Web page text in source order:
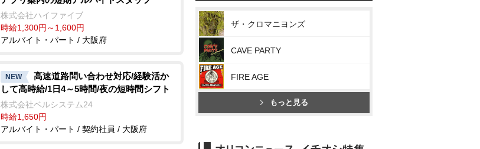
e
株式会社ハイファイブ
時給1,300円～1,600円
アルバイト・パート / 大阪府
NEW
高速道路問い合わせ対応/経験活か
して高時給/1日4～5時間/夜の短時間シフト
株式会社ベルシステム24
時給1,650円
アルバイト・パート / 契約社員 / 大阪府
ザ・クロマニヨンズ
CAVE PARTY
FIRE AGE
もっと見る